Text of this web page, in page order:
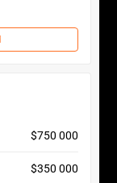
$750 000
$350 000